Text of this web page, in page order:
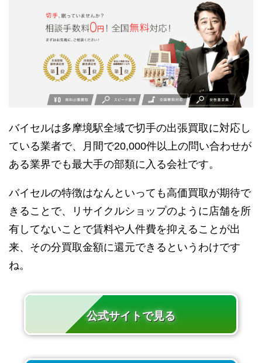
バイセルは多摩境駅全域で切手の出張買取に対応し
ている業者で、月間で20,000件以上の問い合わせが
ある業界でも最大手の部類に入る会社です。
バイセルの特徴はなんといっても高価買取が期待で
きることで、リサイクルショップのように店舗を所
有してないことで賃料や人件費を抑えることが出
来、その分買取金額に還元できるというわけです
ね。
公式サイトで見る